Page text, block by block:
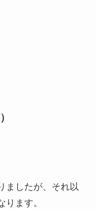
ましたが、それ以
ます。